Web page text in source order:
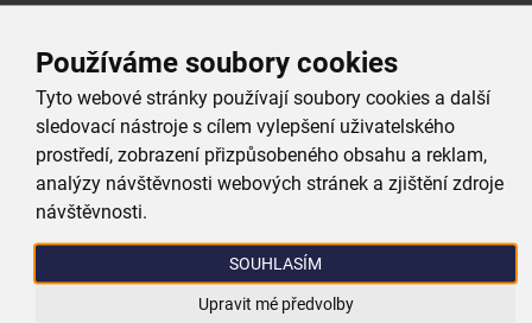
Používáme soubory cookies
Tyto webové stránky používají soubory cookies a další
sledovací nástroje s cílem vylepšení uživatelského
prostředí, zobrazení přizpůsobeného obsahu a reklam,
analýzy návštěvnosti webových stránek a zjištění zdroje
návštěvnosti.
SOUHLASÍM
Upravit mé předvolby
Gumičky pr. 3,5 cm 200 ks
Vložit do košíku